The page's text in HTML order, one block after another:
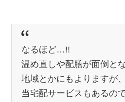
なるほど…!!
温め直しや配膳が面倒と
地域とかにもよりますが
当宅配サービスもあるの